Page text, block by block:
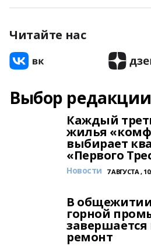
Читайте нас
Выбор редакции
Каждый
жилья
выбирает
«Первого
Новости 7 АВГУСТА ,
В
горной
ремонт